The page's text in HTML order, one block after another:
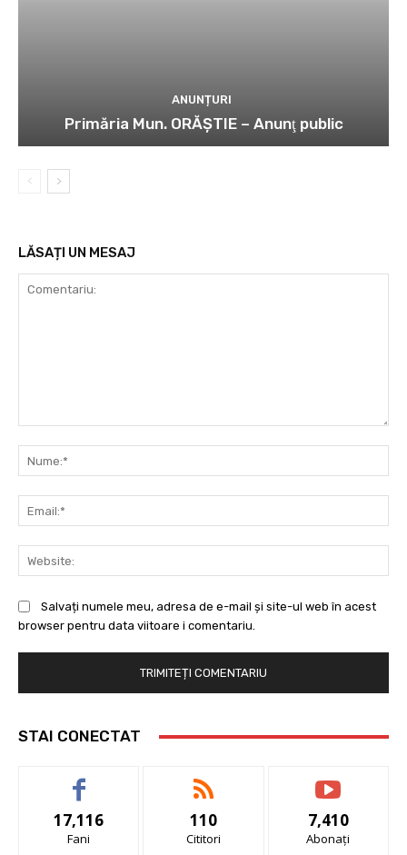
ANUNȚURI
Primăria Mun. ORĂȘTIE – Anunţ public
LĂSAȚI UN MESAJ
Salvați numele meu, adresa de e-mail și site-ul web în acest
browser pentru data viitoare i comentariu.
STAI CONECTAT
17,116
Fani
110
Cititori
7,410
Abonați